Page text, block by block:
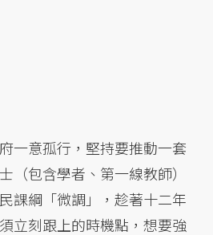
一意孤行，堅持要推動一套
（包含學者、第一線教師）
課綱「微調」，趁著十二年
立刻跟上的時機點，想要強